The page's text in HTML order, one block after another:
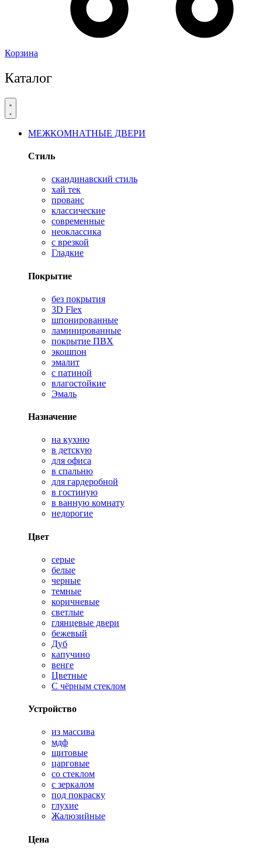
Корзина
Каталог
МЕЖКОМНАТНЫЕ ДВЕРИ
Стиль
скандинавский стиль
хай тек
прованс
классические
современные
неоклассика
с врезкой
Гладкие
Покрытие
без покрытия
3D Flex
шпонированные
ламинированные
покрытие ПВХ
экошпон
эмалит
с патиной
влагостойкие
Эмаль
Назначение
на кухню
в детскую
для офиса
в спальню
для гардеробной
в гостиную
в ванную комнату
недорогие
Цвет
серые
белые
черные
темные
коричневые
светлые
глянцевые двери
бежевый
Дуб
капучино
венге
Цветные
С чёрным стеклом
Устройство
из массива
мдф
щитовые
царговые
со стеклом
с зеркалом
под покраску
глухие
Жалюзийные
Цена